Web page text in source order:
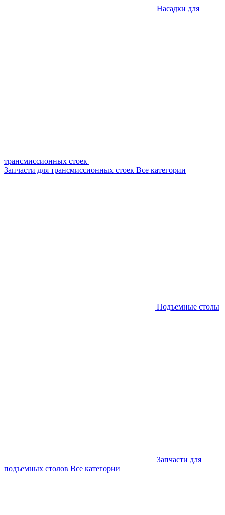
Насадки для
трансмиссионных стоек
Запчасти для трансмиссионных стоек Все категории
Подъемные столы
Запчасти для
подъемных столов Все категории